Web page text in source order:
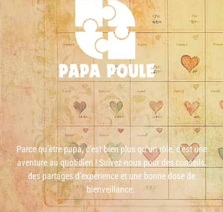
Parce qu’être papa, c’est bien plus qu’un rôle, c’est une
aventure au quotidien ! Suivez-nous pour des conseils,
des partages d’expérience et une bonne dose de
bienveillance.